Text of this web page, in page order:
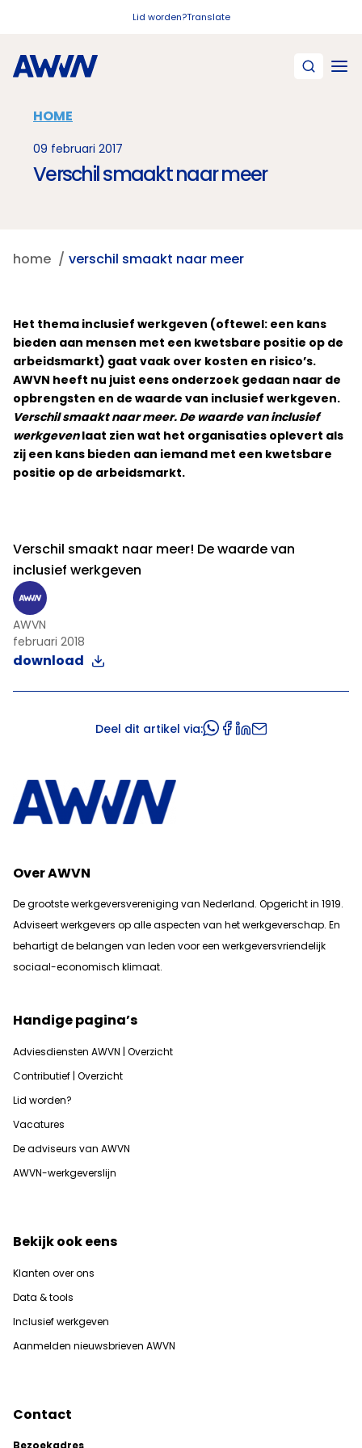
Lid worden?Translate
HOME
09 februari 2017
Verschil smaakt naar meer
home verschil smaakt naar meer
Het thema inclusief werkgeven (oftewel: een kans
bieden aan mensen met een kwetsbare positie op de
arbeidsmarkt) gaat vaak over kosten en risico’s.
AWVN heeft nu juist eens onderzoek gedaan naar de
opbrengsten en de waarde van inclusief werkgeven.
Verschil smaakt naar meer. De waarde van inclusief
werkgevenlaat zien wat het organisaties oplevert als
zij een kans bieden aan iemand met een kwetsbare
positie op de arbeidsmarkt.
Verschil smaakt naar meer! De waarde van
inclusief werkgeven
AWVN
februari 2018
download
Deel dit artikel via:
Over AWVN
De grootste werkgeversvereniging van Nederland. Opgericht in 1919.
Adviseert werkgevers op alle aspecten van het werkgeverschap. En
behartigt de belangen van leden voor een werkgeversvriendelijk
sociaal-economisch klimaat.
Handige pagina’s
Adviesdiensten AWVN | Overzicht
Contributief | Overzicht
Lid worden?
Vacatures
De adviseurs van AWVN
AWVN-werkgeverslijn
Bekijk ook eens
Klanten over ons
Data & tools
Inclusief werkgeven
Aanmelden nieuwsbrieven AWVN
Contact
Bezoekadres